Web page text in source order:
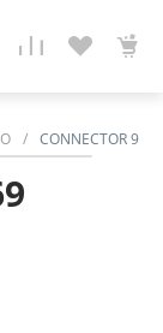
/ CONNECTOR